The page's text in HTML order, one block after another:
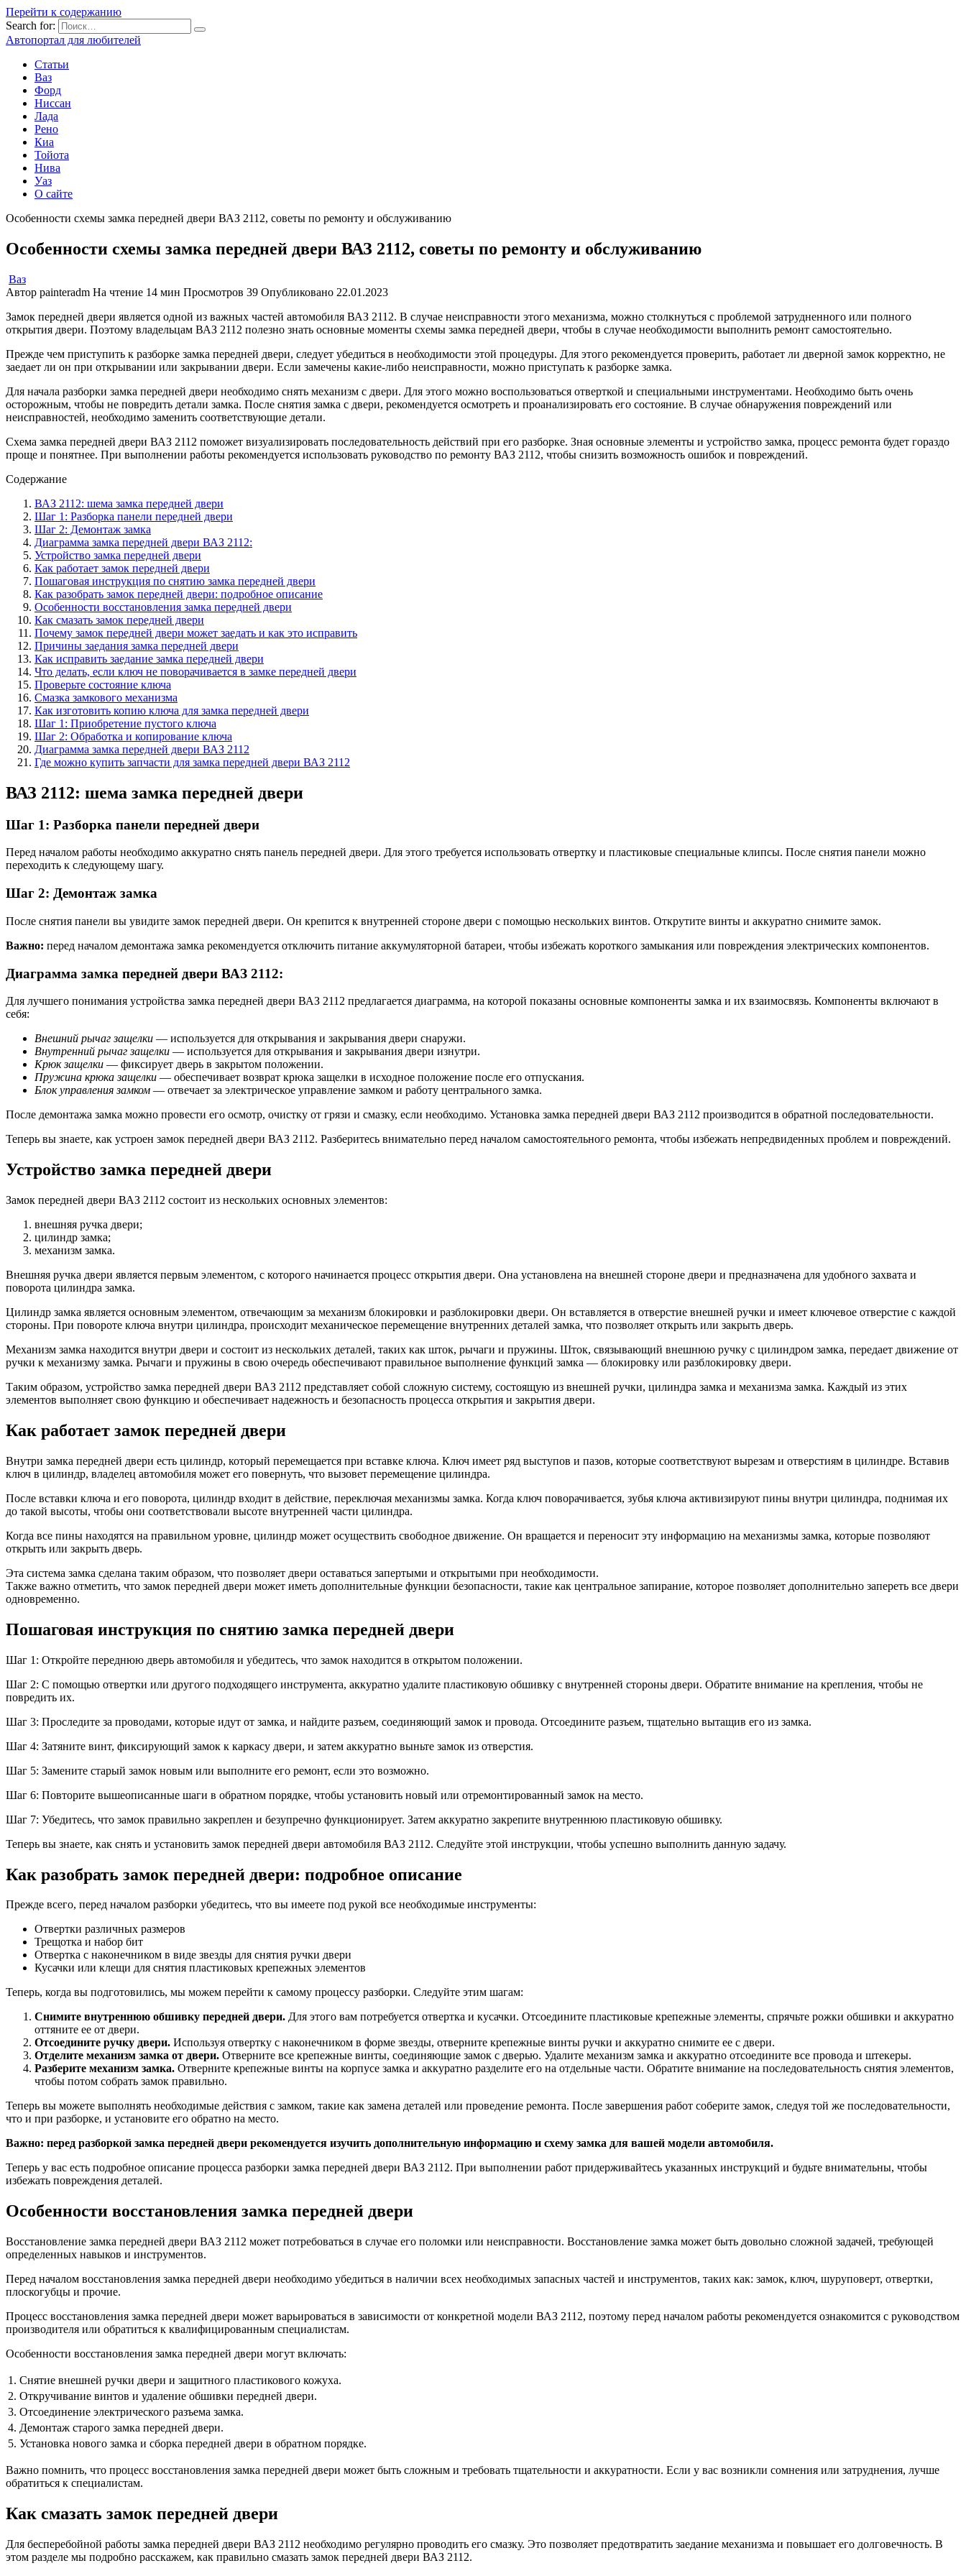
Перейти к содержанию
Search for:
Автопортал для любителей
Статьи
Ваз
Форд
Ниссан
Лада
Рено
Киа
Тойота
Нива
Уаз
О сайте
Особенности схемы замка передней двери ВАЗ 2112, советы по ремонту и обслуживанию
Особенности схемы замка передней двери ВАЗ 2112, советы по ремонту и обслуживанию
Ваз
Автор painteradm На чтение 14 мин Просмотров 39 Опубликовано 22.01.2023
Замок передней двери является одной из важных частей автомобиля ВАЗ 2112. В случае неисправности этого механизма, можно столкнуться с проблемой затрудненного или полного
открытия двери. Поэтому владельцам ВАЗ 2112 полезно знать основные моменты схемы замка передней двери, чтобы в случае необходимости выполнить ремонт самостоятельно.
Прежде чем приступить к разборке замка передней двери, следует убедиться в необходимости этой процедуры. Для этого рекомендуется проверить, работает ли дверной замок корректно, не
заедает ли он при открывании или закрывании двери. Если замечены какие-либо неисправности, можно приступать к разборке замка.
Для начала разборки замка передней двери необходимо снять механизм с двери. Для этого можно воспользоваться отверткой и специальными инструментами. Необходимо быть очень
осторожным, чтобы не повредить детали замка. После снятия замка с двери, рекомендуется осмотреть и проанализировать его состояние. В случае обнаружения повреждений или
неисправностей, необходимо заменить соответствующие детали.
Схема замка передней двери ВАЗ 2112 поможет визуализировать последовательность действий при его разборке. Зная основные элементы и устройство замка, процесс ремонта будет гораздо
проще и понятнее. При выполнении работы рекомендуется использовать руководство по ремонту ВАЗ 2112, чтобы снизить возможность ошибок и повреждений.
Содержание
ВАЗ 2112: шема замка передней двери
Шаг 1: Разборка панели передней двери
Шаг 2: Демонтаж замка
Диаграмма замка передней двери ВАЗ 2112:
Устройство замка передней двери
Как работает замок передней двери
Пошаговая инструкция по снятию замка передней двери
Как разобрать замок передней двери: подробное описание
Особенности восстановления замка передней двери
Как смазать замок передней двери
Почему замок передней двери может заедать и как это исправить
Причины заедания замка передней двери
Как исправить заедание замка передней двери
Что делать, если ключ не поворачивается в замке передней двери
Проверьте состояние ключа
Смазка замкового механизма
Как изготовить копию ключа для замка передней двери
Шаг 1: Приобретение пустого ключа
Шаг 2: Обработка и копирование ключа
Диаграмма замка передней двери ВАЗ 2112
Где можно купить запчасти для замка передней двери ВАЗ 2112
ВАЗ 2112: шема замка передней двери
Шаг 1: Разборка панели передней двери
Перед началом работы необходимо аккуратно снять панель передней двери. Для этого требуется использовать отвертку и пластиковые специальные клипсы. После снятия панели можно
переходить к следующему шагу.
Шаг 2: Демонтаж замка
После снятия панели вы увидите замок передней двери. Он крепится к внутренней стороне двери с помощью нескольких винтов. Открутите винты и аккуратно снимите замок.
Важно: перед началом демонтажа замка рекомендуется отключить питание аккумуляторной батареи, чтобы избежать короткого замыкания или повреждения электрических компонентов.
Диаграмма замка передней двери ВАЗ 2112:
Для лучшего понимания устройства замка передней двери ВАЗ 2112 предлагается диаграмма, на которой показаны основные компоненты замка и их взаимосвязь. Компоненты включают в
себя:
Внешний рычаг защелки — используется для открывания и закрывания двери снаружи.
Внутренний рычаг защелки — используется для открывания и закрывания двери изнутри.
Крюк защелки — фиксирует дверь в закрытом положении.
Пружина крюка защелки — обеспечивает возврат крюка защелки в исходное положение после его отпускания.
Блок управления замком — отвечает за электрическое управление замком и работу центрального замка.
После демонтажа замка можно провести его осмотр, очистку от грязи и смазку, если необходимо. Установка замка передней двери ВАЗ 2112 производится в обратной последовательности.
Теперь вы знаете, как устроен замок передней двери ВАЗ 2112. Разберитесь внимательно перед началом самостоятельного ремонта, чтобы избежать непредвиденных проблем и повреждений.
Устройство замка передней двери
Замок передней двери ВАЗ 2112 состоит из нескольких основных элементов:
внешняя ручка двери;
цилиндр замка;
механизм замка.
Внешняя ручка двери является первым элементом, с которого начинается процесс открытия двери. Она установлена на внешней стороне двери и предназначена для удобного захвата и
поворота цилиндра замка.
Цилиндр замка является основным элементом, отвечающим за механизм блокировки и разблокировки двери. Он вставляется в отверстие внешней ручки и имеет ключевое отверстие с каждой
стороны. При повороте ключа внутри цилиндра, происходит механическое перемещение внутренних деталей замка, что позволяет открыть или закрыть дверь.
Механизм замка находится внутри двери и состоит из нескольких деталей, таких как шток, рычаги и пружины. Шток, связывающий внешнюю ручку с цилиндром замка, передает движение от
ручки к механизму замка. Рычаги и пружины в свою очередь обеспечивают правильное выполнение функций замка — блокировку или разблокировку двери.
Таким образом, устройство замка передней двери ВАЗ 2112 представляет собой сложную систему, состоящую из внешней ручки, цилиндра замка и механизма замка. Каждый из этих
элементов выполняет свою функцию и обеспечивает надежность и безопасность процесса открытия и закрытия двери.
Как работает замок передней двери
Внутри замка передней двери есть цилиндр, который перемещается при вставке ключа. Ключ имеет ряд выступов и пазов, которые соответствуют вырезам и отверстиям в цилиндре. Вставив
ключ в цилиндр, владелец автомобиля может его повернуть, что вызовет перемещение цилиндра.
После вставки ключа и его поворота, цилиндр входит в действие, переключая механизмы замка. Когда ключ поворачивается, зубья ключа активизируют пины внутри цилиндра, поднимая их
до такой высоты, чтобы они соответствовали высоте внутренней части цилиндра.
Когда все пины находятся на правильном уровне, цилиндр может осуществить свободное движение. Он вращается и переносит эту информацию на механизмы замка, которые позволяют
открыть или закрыть дверь.
Эта система замка сделана таким образом, что позволяет двери оставаться запертыми и открытыми при необходимости.
Также важно отметить, что замок передней двери может иметь дополнительные функции безопасности, такие как центральное запирание, которое позволяет дополнительно запереть все двери
одновременно.
Пошаговая инструкция по снятию замка передней двери
Шаг 1: Откройте переднюю дверь автомобиля и убедитесь, что замок находится в открытом положении.
Шаг 2: С помощью отвертки или другого подходящего инструмента, аккуратно удалите пластиковую обшивку с внутренней стороны двери. Обратите внимание на крепления, чтобы не
повредить их.
Шаг 3: Проследите за проводами, которые идут от замка, и найдите разъем, соединяющий замок и провода. Отсоедините разъем, тщательно вытащив его из замка.
Шаг 4: Затяните винт, фиксирующий замок к каркасу двери, и затем аккуратно выньте замок из отверстия.
Шаг 5: Замените старый замок новым или выполните его ремонт, если это возможно.
Шаг 6: Повторите вышеописанные шаги в обратном порядке, чтобы установить новый или отремонтированный замок на место.
Шаг 7: Убедитесь, что замок правильно закреплен и безупречно функционирует. Затем аккуратно закрепите внутреннюю пластиковую обшивку.
Теперь вы знаете, как снять и установить замок передней двери автомобиля ВАЗ 2112. Следуйте этой инструкции, чтобы успешно выполнить данную задачу.
Как разобрать замок передней двери: подробное описание
Прежде всего, перед началом разборки убедитесь, что вы имеете под рукой все необходимые инструменты:
Отвертки различных размеров
Трещотка и набор бит
Отвертка с наконечником в виде звезды для снятия ручки двери
Кусачки или клещи для снятия пластиковых крепежных элементов
Теперь, когда вы подготовились, мы можем перейти к самому процессу разборки. Следуйте этим шагам:
Снимите внутреннюю обшивку передней двери. Для этого вам потребуется отвертка и кусачки. Отсоедините пластиковые крепежные элементы, спрячьте рожки обшивки и аккуратно
оттяните ее от двери.
Отсоедините ручку двери. Используя отвертку с наконечником в форме звезды, отверните крепежные винты ручки и аккуратно снимите ее с двери.
Отделите механизм замка от двери. Отверните все крепежные винты, соединяющие замок с дверью. Удалите механизм замка и аккуратно отсоедините все провода и штекеры.
Разберите механизм замка. Отверните крепежные винты на корпусе замка и аккуратно разделите его на отдельные части. Обратите внимание на последовательность снятия элементов,
чтобы потом собрать замок правильно.
Теперь вы можете выполнять необходимые действия с замком, такие как замена деталей или проведение ремонта. После завершения работ соберите замок, следуя той же последовательности,
что и при разборке, и установите его обратно на место.
Важно: перед разборкой замка передней двери рекомендуется изучить дополнительную информацию и схему замка для вашей модели автомобиля.
Теперь у вас есть подробное описание процесса разборки замка передней двери ВАЗ 2112. При выполнении работ придерживайтесь указанных инструкций и будьте внимательны, чтобы
избежать повреждения деталей.
Особенности восстановления замка передней двери
Восстановление замка передней двери ВАЗ 2112 может потребоваться в случае его поломки или неисправности. Восстановление замка может быть довольно сложной задачей, требующей
определенных навыков и инструментов.
Перед началом восстановления замка передней двери необходимо убедиться в наличии всех необходимых запасных частей и инструментов, таких как: замок, ключ, шуруповерт, отвертки,
плоскогубцы и прочие.
Процесс восстановления замка передней двери может варьироваться в зависимости от конкретной модели ВАЗ 2112, поэтому перед началом работы рекомендуется ознакомится с руководством
производителя или обратиться к квалифицированным специалистам.
Особенности восстановления замка передней двери могут включать:
1. Снятие внешней ручки двери и защитного пластикового кожуха.
2. Откручивание винтов и удаление обшивки передней двери.
3. Отсоединение электрического разъема замка.
4. Демонтаж старого замка передней двери.
5. Установка нового замка и сборка передней двери в обратном порядке.
Важно помнить, что процесс восстановления замка передней двери может быть сложным и требовать тщательности и аккуратности. Если у вас возникли сомнения или затруднения, лучше
обратиться к специалистам.
Как смазать замок передней двери
Для бесперебойной работы замка передней двери ВАЗ 2112 необходимо регулярно проводить его смазку. Это позволяет предотвратить заедание механизма и повышает его долговечность. В
этом разделе мы подробно расскажем, как правильно смазать замок передней двери ВАЗ 2112.